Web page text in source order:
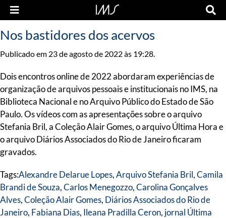
Nos bastidores dos acervos
Publicado em 23 de agosto de 2022 às 19:28.
Dois encontros online de 2022 abordaram experiências de
organização de arquivos pessoais e institucionais no IMS, na
Biblioteca Nacional e no Arquivo Público do Estado de São
Paulo. Os vídeos com as apresentações sobre o arquivo
Stefania Bril, a Coleção Alair Gomes, o arquivo Última Hora e
o arquivo Diários Associados do Rio de Janeiro ficaram
gravados.
Tags:Alexandre Delarue Lopes,Arquivo Stefania Bril,Camila
Brandi de Souza,Carlos Menegozzo,Carolina Gonçalves
Alves,Coleção Alair Gomes, Diários Associados do Rio de
Janeiro, Fabiana Dias, Ileana Pradilla Ceron, jornal Última